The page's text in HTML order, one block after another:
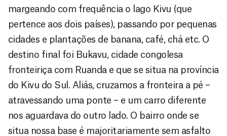
margeando com frequência o lago Kivu (que
pertence aos dois países), passando por pequenas
cidades e plantações de banana, café, chá etc. O
destino final foi Bukavu, cidade congolesa
fronteiriça com Ruanda e que se situa na província
do Kivu do Sul. Aliás, cruzamos a fronteira a pé –
atravessando uma ponte – e um carro diferente
nos aguardava do outro lado. O bairro onde se
situa nossa base é majoritariamente sem asfalto